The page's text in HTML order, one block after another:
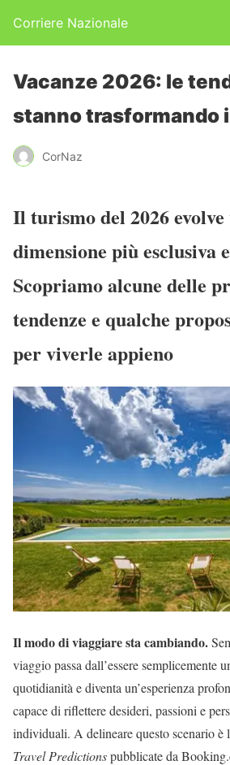
Corriere Nazionale
Vacanze 2026: le
stanno trasformando
CorNaz
Il turismo del 2026 evolve
dimensione più esclusiva
Scopriamo alcune delle
tendenze e qualche
per viverle appieno
Il modo di viaggiare sta cambiando.
viaggio passa dall’essere semplicemente
quotidianità e diventa un’esperienza
capace di riflettere desideri, passioni e
individuali. A delineare questo scenario è
Travel Predictionspubblicate da